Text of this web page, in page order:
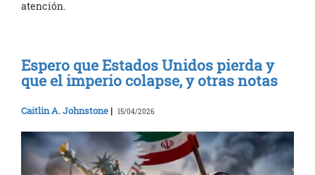
atención.
Espero que Estados Unidos pierda y
que el imperio colapse, y otras notas
Caitlin A. Johnstone | 15/04/2026